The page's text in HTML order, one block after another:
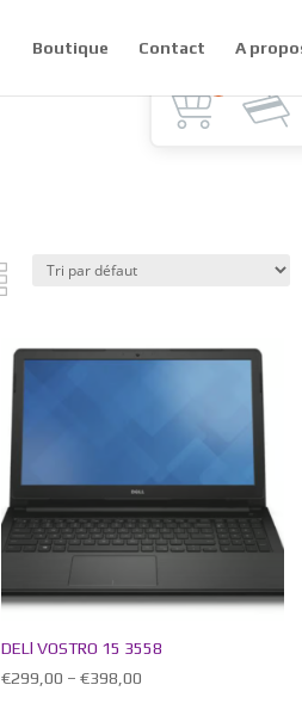
Boutique Contact A
DELl VOSTRO 15 3558
€299,00 –€398,00